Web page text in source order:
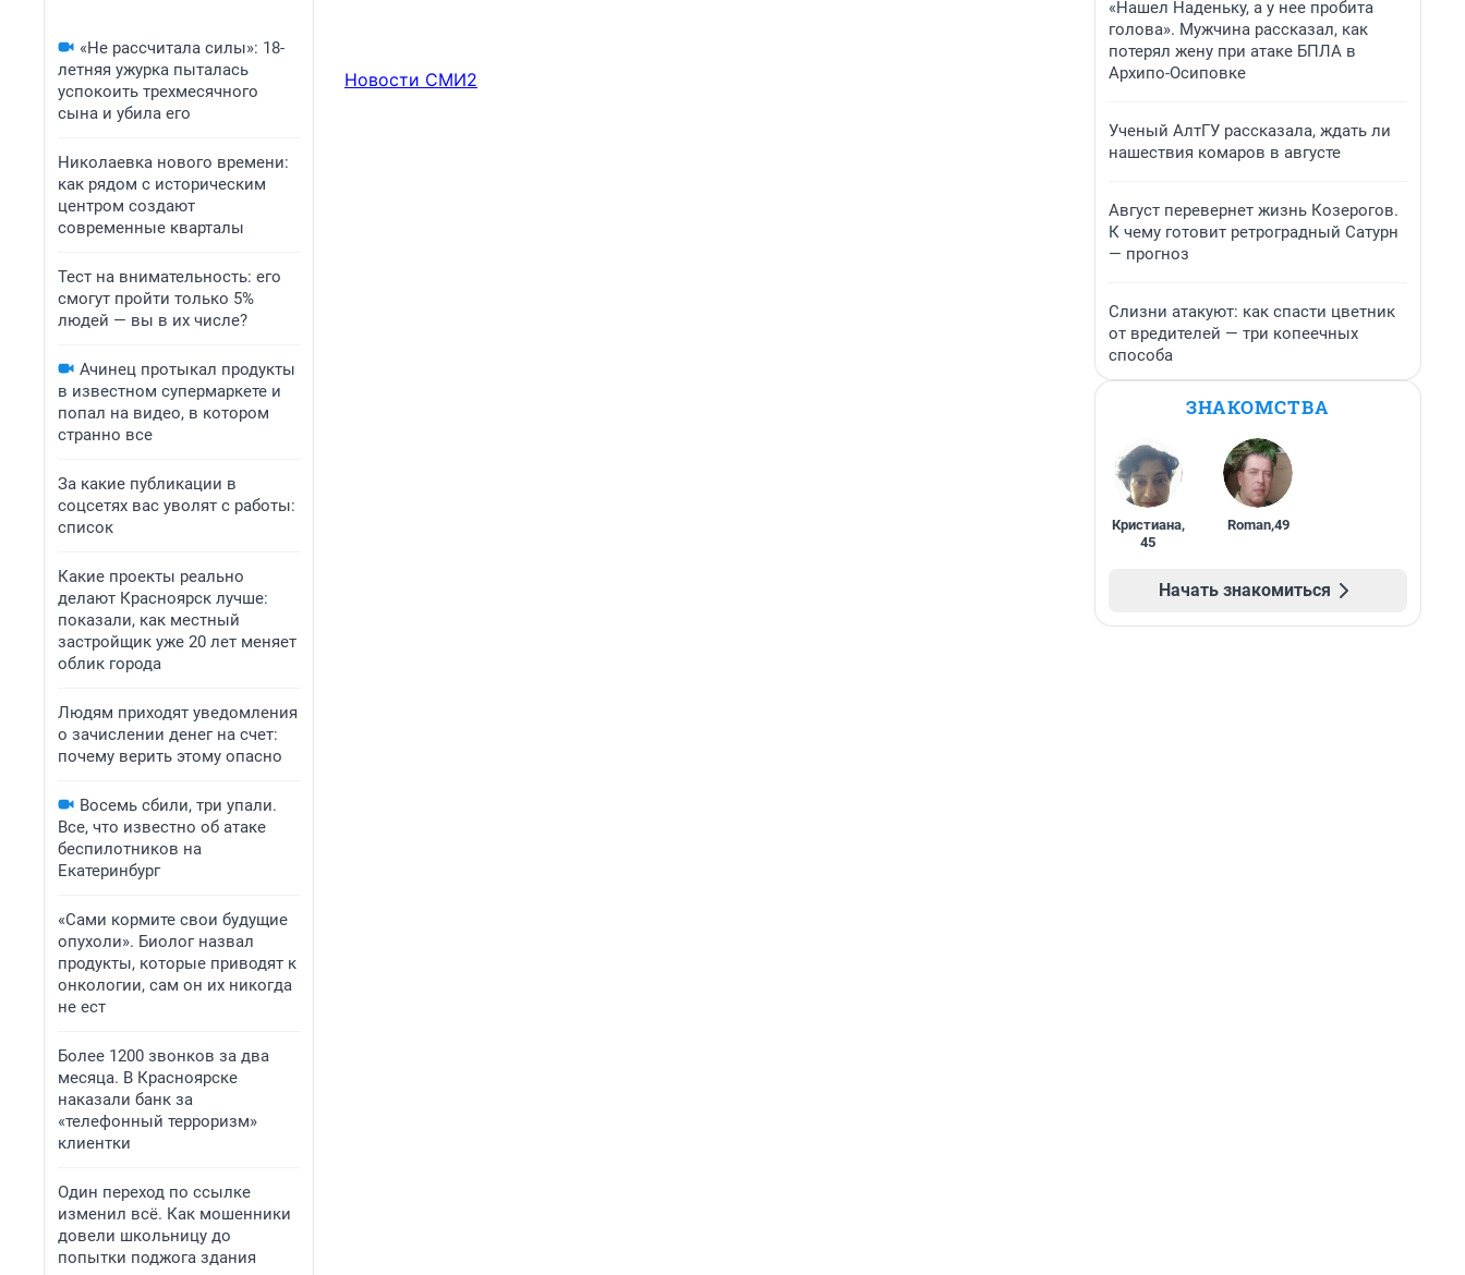
«Не рассчитала силы»: 18-
летняя ужурка пыталась
успокоить трехмесячного
сына и убила его
Николаевка нового времени:
как рядом с историческим
центром создают
современные кварталы
Тест на внимательность: его
смогут пройти только 5%
людей — вы в их числе?
Ачинец протыкал продукты
в известном супермаркете и
попал на видео, в котором
странно все
За какие публикации в
соцсетях вас уволят с работы:
список
Какие проекты реально
делают Красноярск лучше:
показали, как местный
застройщик уже 20 лет меняет
облик города
Людям приходят уведомления
о зачислении денег на счет:
почему верить этому опасно
Восемь сбили, три упали.
Все, что известно об атаке
беспилотников на
Екатеринбург
«Сами кормите свои будущие
опухоли». Биолог назвал
продукты, которые приводят к
онкологии, сам он их никогда
не ест
Более 1200 звонков за два
месяца. В Красноярске
наказали банк за
«телефонный терроризм»
клиентки
Один переход по ссылке
изменил всё. Как мошенники
довели школьницу до
попытки поджога здания
Новости СМИ2
«Нашел Наденьку, а у нее пробита
голова». Мужчина рассказал, как
потерял жену при атаке БПЛА в
Архипо-Осиповке
Ученый АлтГУ рассказала, ждать ли
нашествия комаров в августе
Август перевернет жизнь Козерогов.
К чему готовит ретроградный Сатурн
— прогноз
Слизни атакуют: как спасти цветник
от вредителей — три копеечных
способа
ЗНАКОМСТВА
Кристиана,
45
Roman,49
Начать знакомиться